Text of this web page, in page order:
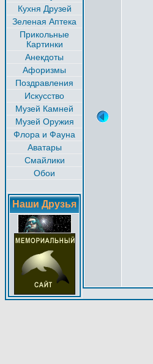
Кухня Друзей
Зеленая Аптека
Прикольные
Картинки
Анекдоты
Афоризмы
Поздравления
Искусство
Музей Камней
Музей Оружия
Флора и Фауна
Аватары
Смайлики
Обои
Наши Друзья